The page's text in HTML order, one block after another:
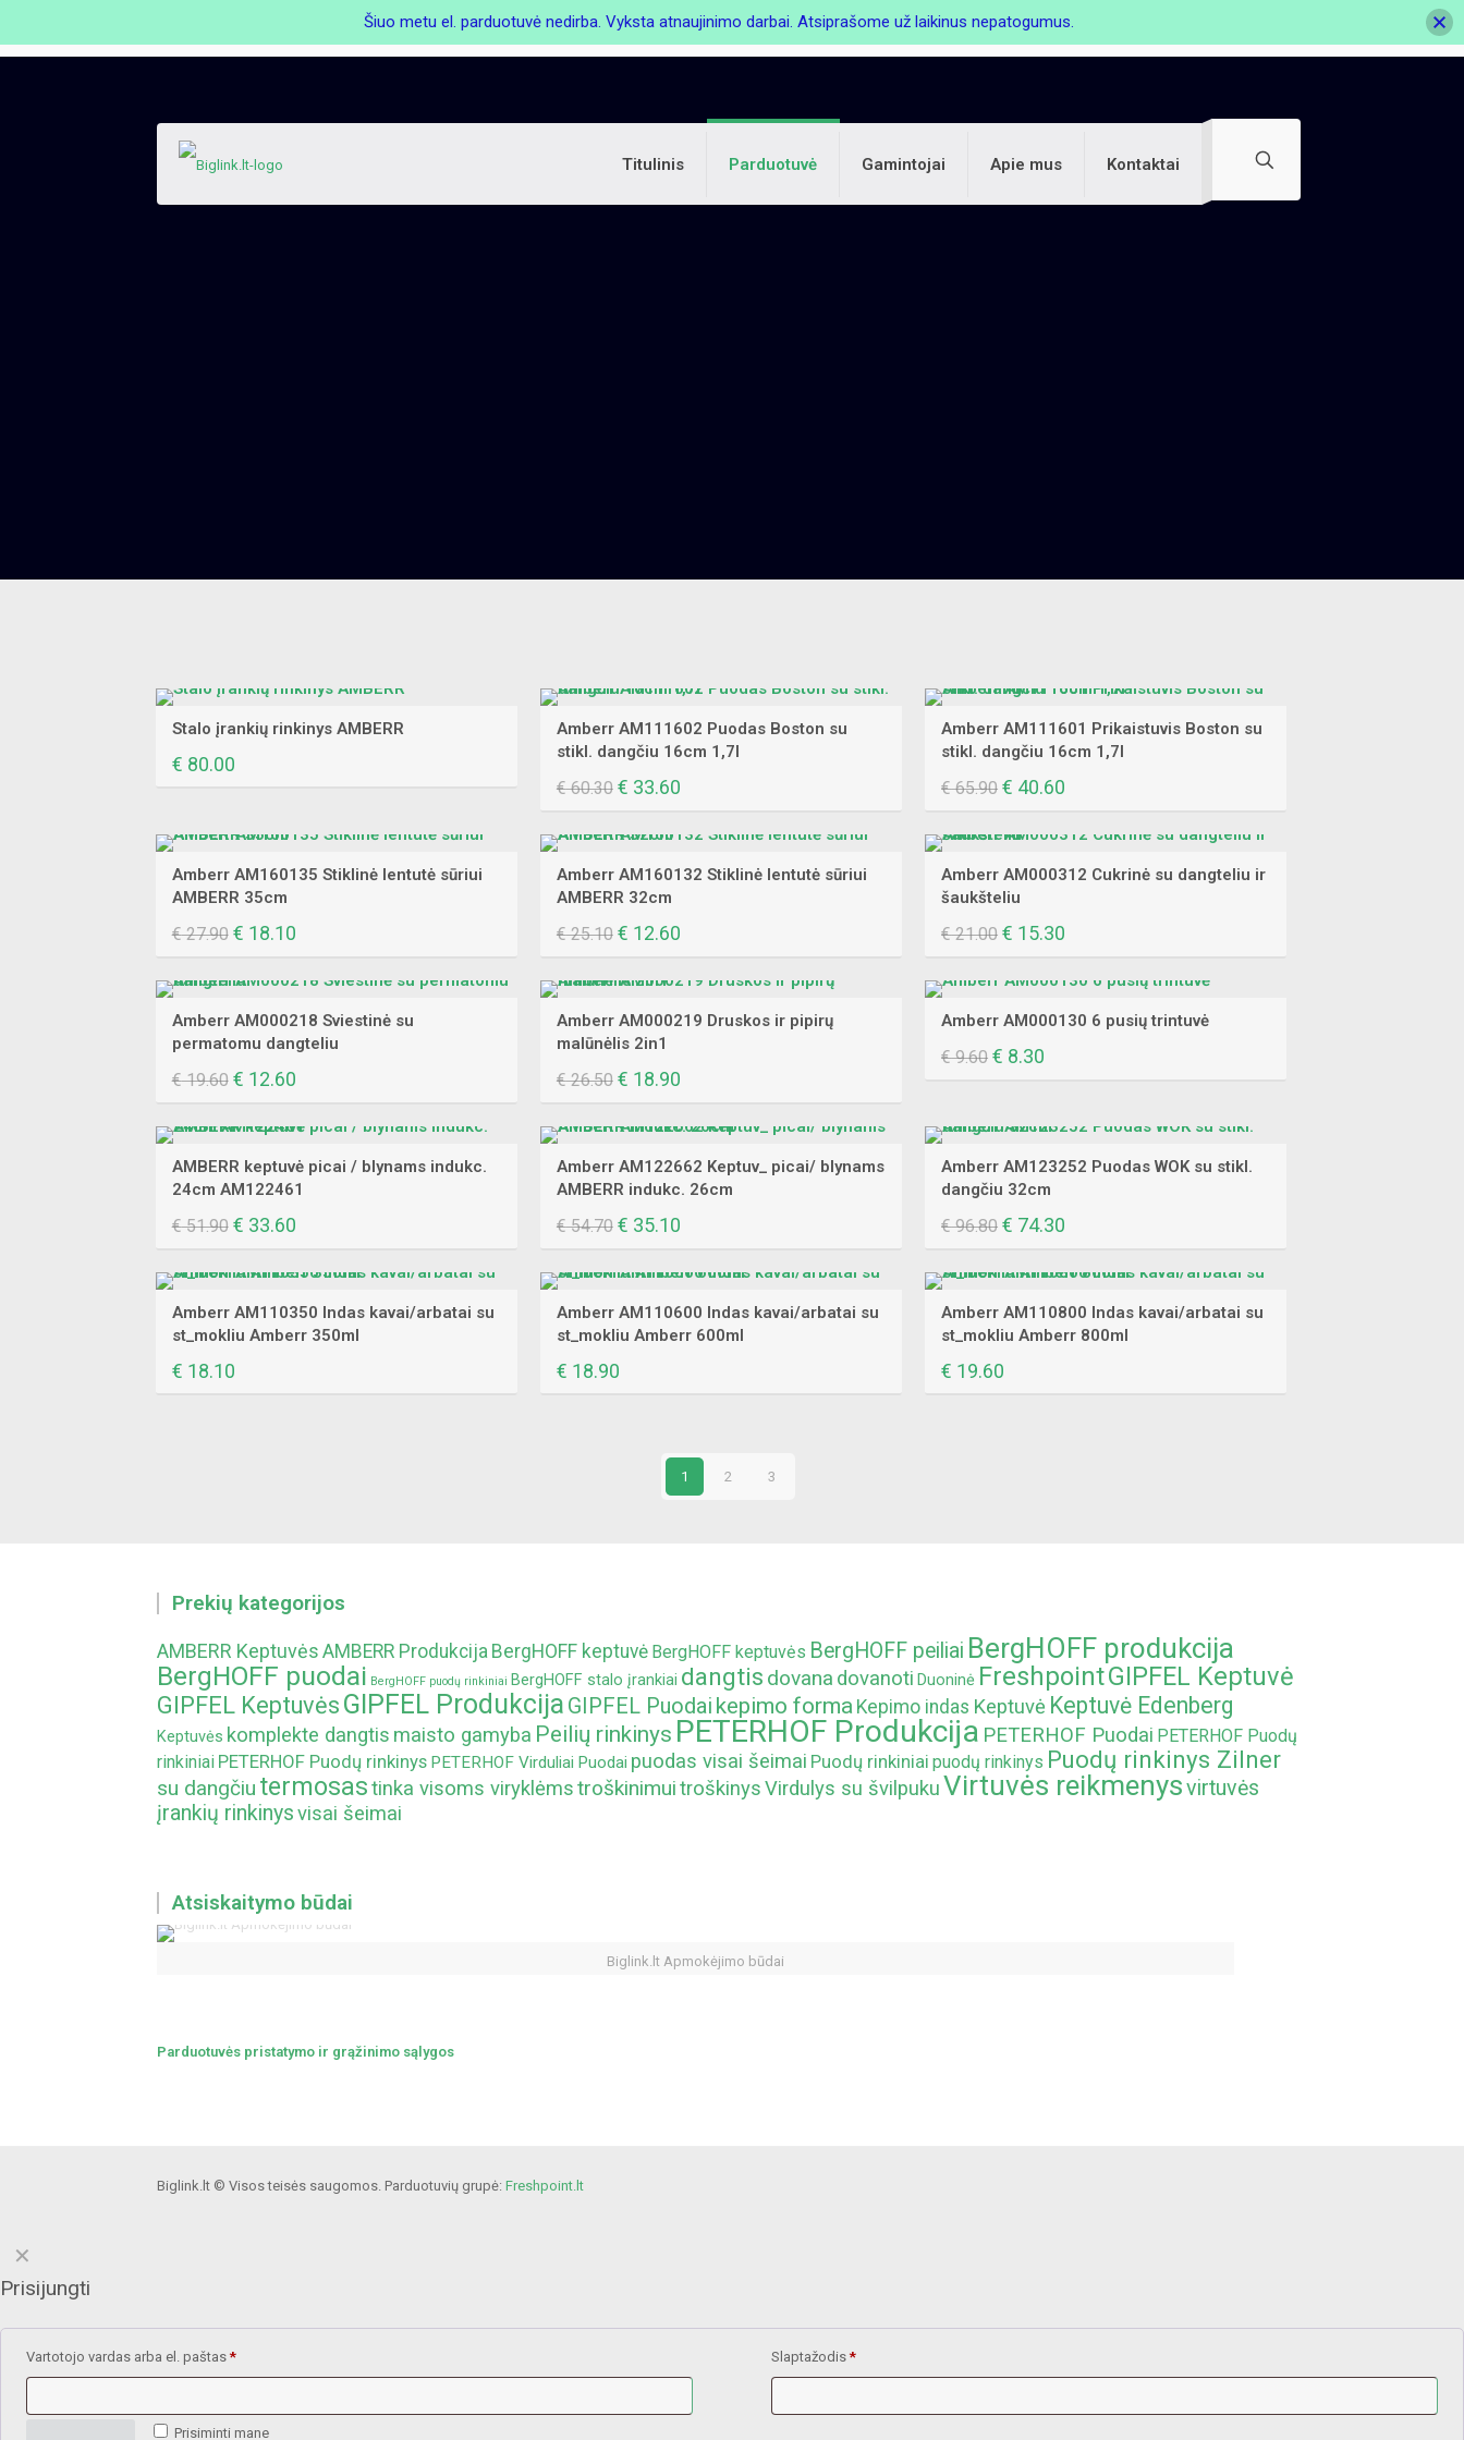
Titulinis Parduotuvė Gamintojai Apie mus Kontaktai
Stalo įrankių rinkinys AMBERR
€ 80.00
Amberr AM111602 Puodas Boston su
stikl. dangčiu 16cm 1,7l
€60.30 Original
was:
€ 33.60
is:
Amberr AM111601 Prikaistuvis Boston su
stikl. dangčiu 16cm 1,7l
€65.90 Original
was:
€ 40.60
is:
Amberr AM160135 Stiklinė lentutė sūriui
AMBERR 35cm
€27.90 Original
was:
€ 18.10
is:
Amberr AM160132 Stiklinė lentutė sūriui
AMBERR 32cm
€25.10 Original
was:
€ 12.60
is:
Amberr AM000312 Cukrinė su dangteliu ir
šaukšteliu
€21.00 Original
was:
€ 15.30
is:
Amberr AM000218 Sviestinė su
permatomu dangteliu
€19.60 Original
was:
€ 12.60
is:
Amberr AM000219 Druskos ir pipirų
malūnėlis 2in1
€26.50 Original
was:
€ 18.90
is:
Amberr AM000130 6 pusių trintuvė
€9.60 Original
€ 9.60.
€ 8.30
€ 8.30.
AMBERR keptuvė picai / blynams indukc.
24cm AM122461
€51.90 Original
was:
€ 33.60
is:
Amberr AM122662 Keptuv_ picai/ blynams
AMBERR indukc. 26cm
€54.70 Original
was:
€ 35.10
is:
Amberr AM123252 Puodas WOK su stikl.
dangčiu 32cm
€96.80 Original
was:
€ 74.30
is:
Amberr AM110350 Indas kavai/arbatai su
st_mokliu Amberr 350ml
€ 18.10
Amberr AM110600 Indas kavai/arbatai su
st_mokliu Amberr 600ml
€ 18.90
Amberr AM110800 Indas kavai/arbatai su
st_mokliu Amberr 800ml
€ 19.60
1 2 3
Prekių kategorijos
AMBERR Keptuvės AMBERR Produkcija BergHOFF keptuvė BergHOFF keptuvės BergHOFF peiliai BergHOFF produkcija
BergHOFF puodai BergHOFF puodų rinkiniai BergHOFF stalo įrankiai dangtis dovana dovanoti Duoninė FreshpointGIPFEL Keptuvė
GIPFEL Keptuvės GIPFEL Produkcija GIPFEL Puodai kepimo forma Kepimo indas Keptuvė Keptuvė Edenberg
Keptuvės komplekte dangtis maisto gamyba Peilių rinkinys PETERHOF Produkcija PETERHOF Puodai PETERHOF Puodų
rinkiniai PETERHOF Puodų rinkinys PETERHOF Virduliai Puodai puodas visai šeimai Puodų rinkiniai puodų rinkinys Puodų rinkinys Zilner
su dangčiu termosastinka visoms viryklėmstroškinimuitroškinysVirdulys su švilpukuVirtuvės reikmenysvirtuvės
įrankių rinkinysvisai šeimai
Atsiskaitymo būdai
Biglink.lt Apmokėjimo būdai
Parduotuvės pristatymo ir grąžinimo sąlygos
Biglink.lt © Visos teisės saugomos. Parduotuvių grupė: Freshpoint.lt
✕
Prisijungti
Vartotojo vardas arba el. paštas* Slaptažodis*
Prisiminti mane
Šiuo metu el. parduotuvė nedirba. Vyksta atnaujinimo darbai. Atsiprašome už laikinus nepatogumus.